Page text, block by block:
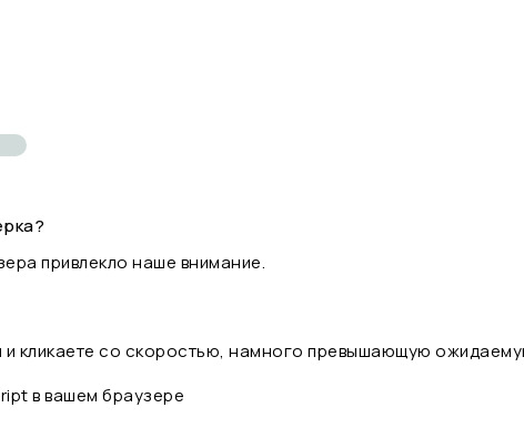
привлекло наше внимание.
и кликаете со скоростью, намного превышающую
в вашем браузере